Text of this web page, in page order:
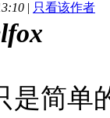
| 只看该作者
是简单